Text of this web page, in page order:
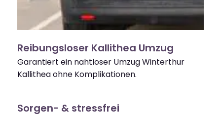
Reibungsloser Kallithea Umzug
Garantiert ein nahtloser Umzug Winterthur
Kallithea ohne Komplikationen.
Sorgen- & stressfrei